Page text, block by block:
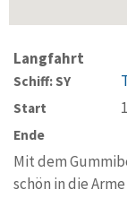
Langfahrt
Schiff: SY
Start
Ende
Mit dem
schön in die Arme